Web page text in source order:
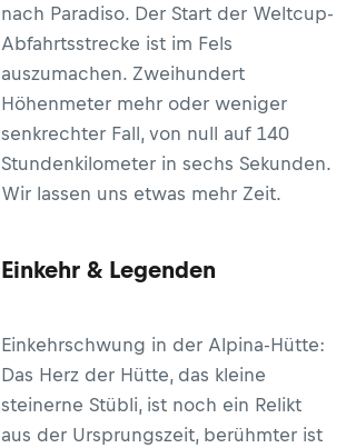
nach Paradiso. Der Start der Weltcup-
Abfahrtsstrecke ist im Fels
auszumachen. Zweihundert
Höhenmeter mehr oder weniger
senkrechter Fall, von null auf 140
Stundenkilometer in sechs Sekunden.
Wir lassen uns etwas mehr Zeit.
Einkehr & Legenden
Einkehrschwung in der Alpina-Hütte:
Das Herz der Hütte, das kleine
steinerne Stübli, ist noch ein Relikt
aus der Ursprungszeit, berühmter ist